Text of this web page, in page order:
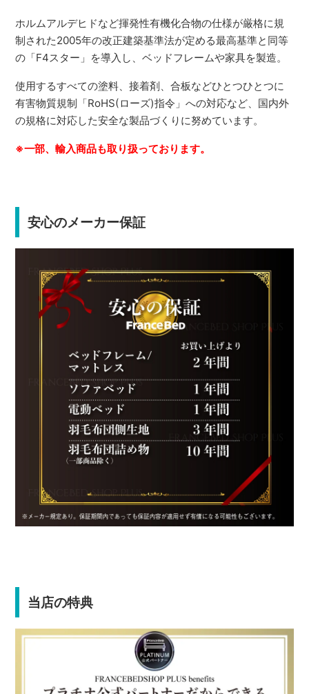
ホルムアルデヒドなど揮発性有機化合物の仕様が厳格に規
制された2005年の改正建築基準法が定める最高基準と同等
の「F4スター」を導入し、ベッドフレームや家具を製造。
使用するすべての塗料、接着剤、合板などひとつひとつに
有害物質規制「RoHS(ローズ)指令」への対応など、国内外
の規格に対応した安全な製品づくりに努めています。
※一部、輸入商品も取り扱っております。
安心のメーカー保証
当店の特典